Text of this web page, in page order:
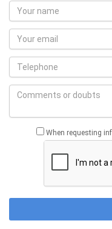
When requesting